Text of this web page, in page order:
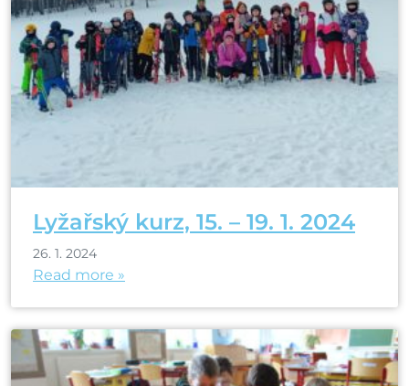
Lyžařský kurz, 15. – 19. 1. 2024
26. 1. 2024
Read more »